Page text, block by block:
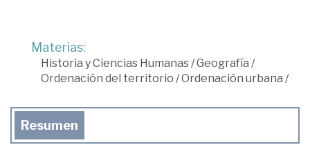
Materias:
Historia y Ciencias Humanas/Geografía /
Ordenación del territorio /Ordenación urbana /
Resumen